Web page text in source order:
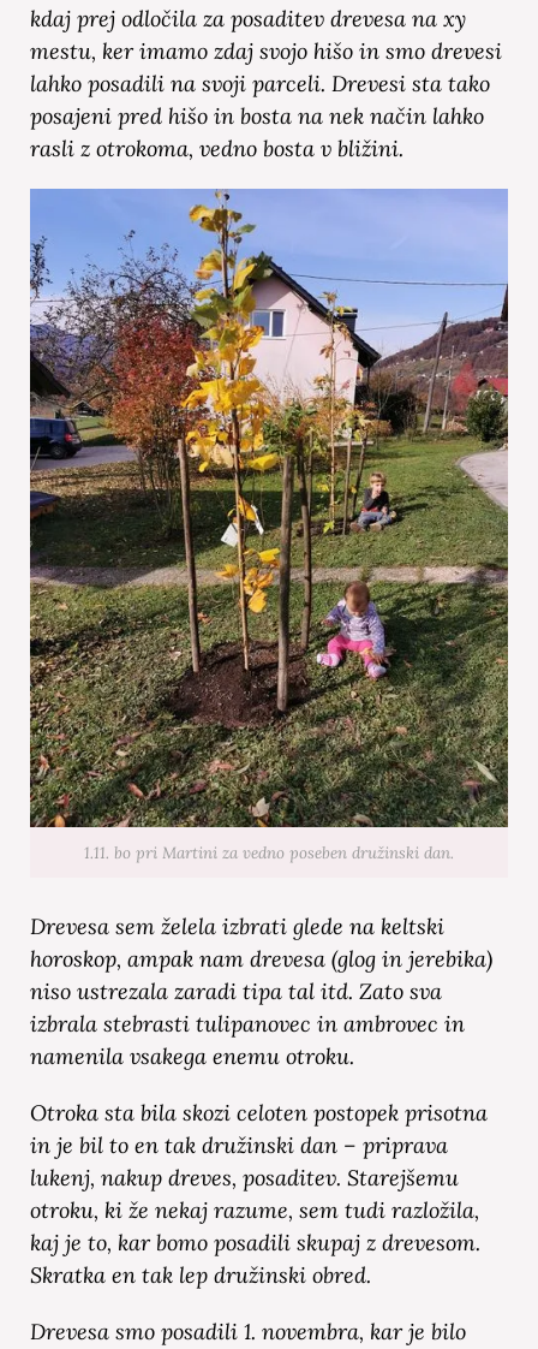
kdaj prej odločila za posaditev drevesa na xy
mestu, ker imamo zdaj svojo hišo in smo drevesi
lahko posadili na svoji parceli. Drevesi sta tako
posajeni pred hišo in bosta na nek način lahko
rasli z otrokoma, vedno bosta v bližini.
1.11. bo pri Martini za vedno poseben družinski dan.
Drevesa sem želela izbrati glede na keltski
horoskop, ampak nam drevesa (glog in jerebika)
niso ustrezala zaradi tipa tal itd. Zato sva
izbrala stebrasti tulipanovec in ambrovec in
namenila vsakega enemu otroku.
Otroka sta bila skozi celoten postopek prisotna
in je bil to en tak družinski dan – priprava
lukenj, nakup dreves, posaditev. Starejšemu
otroku, ki že nekaj razume, sem tudi razložila,
kaj je to, kar bomo posadili skupaj z drevesom.
Skratka en tak lep družinski obred.
Drevesa smo posadili 1. novembra, kar je bilo